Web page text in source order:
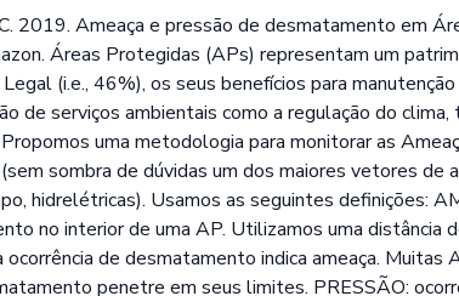
C. 2019. Ameaça e pressão de desmatamento em
Áreas Protegidas (APs) representam um
(i.e., 46%), os seus benefícios para manutenção
de serviços ambientais como a regulação do clima,
uma metodologia para monitorar as
sombra de dúvidas um dos maiores vetores de
hidrelétricas). Usamos as seguintes definições:
no interior de uma AP. Utilizamos uma distância
ocorrência de desmatamento indica ameaça. Muitas
penetre em seus limites. PRESSÃO: